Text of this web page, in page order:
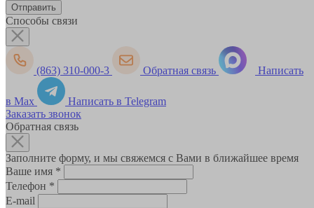
Способы связи
(863) 310-000-3 Обратная связь Написать
в Max
Написать в Telegram
Заказать звонок
Обратная связь
Заполните форму, и мы свяжемся с Вами в ближайшее время
Ваше имя *
Телефон *
E-mail